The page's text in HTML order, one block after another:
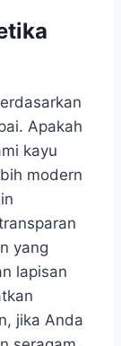
Apakah
kayu
modern
yang
lapisan
jika Anda